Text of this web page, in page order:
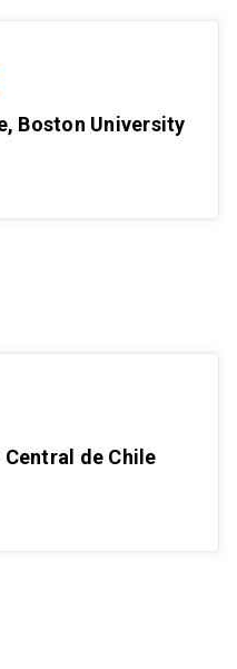
Boston University
de Chile